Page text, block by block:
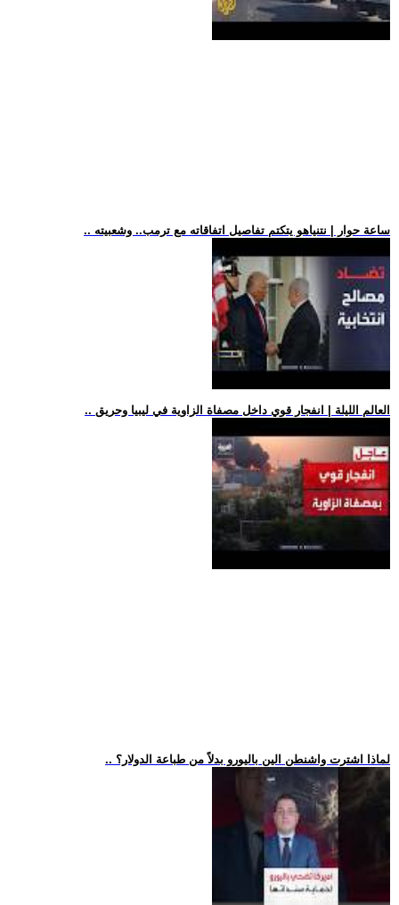
.. ساعة حوار | نتنياهو يتكتم تفاصيل اتفاقاته مع ترمب.. وشعبيته
.. العالم الليلة | انفجار قوي داخل مصفاة الزاوية في ليبيا وحريق
.. لماذا اشترت واشنطن الين باليورو بدلاً من طباعة الدولار؟